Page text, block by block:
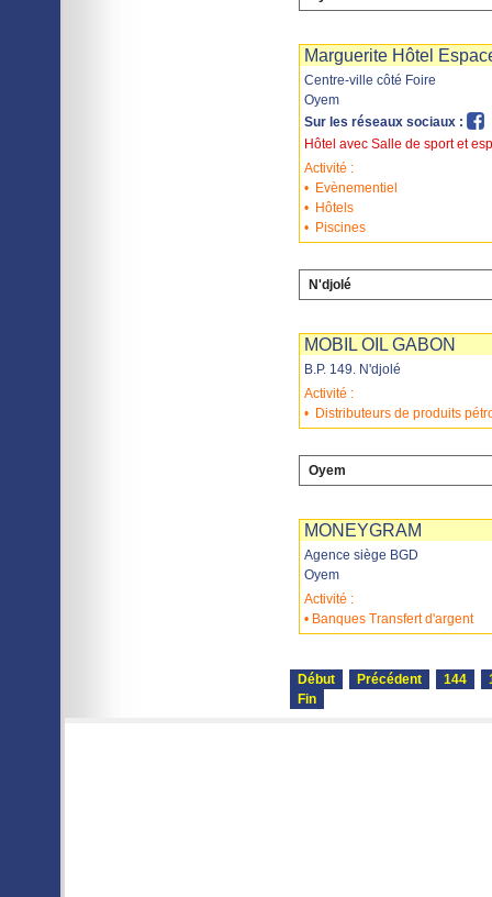
Marguerite Hôtel
Centre-ville côté Foire
Oyem
Sur les réseaux sociaux :
Hôtel avec Salle de sport et
Activité :
• Evènementiel
• Hôtels
• Piscines
N'djolé
MOBIL OIL GABON
B.P. 149. N'djolé
Activité :
• Distributeurs de produits
Oyem
MONEYGRAM
Agence siège BGD
Oyem
Activité :
• Banques Transfert d'argent
Début Précédent 144
Fin